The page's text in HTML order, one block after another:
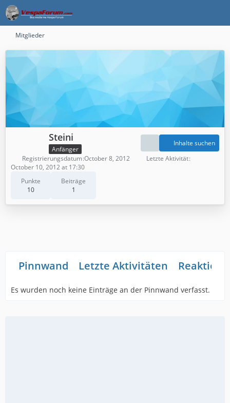
Mitglieder
Steini
Anfänger
Punkte
10
Beiträge
1
Inhalte suchen
Registrierungsdatum October 8, 2012
Letzte Aktivität
October 10, 2012 at 17:30
Pinnwand Letzte Aktivitäten
Es wurden noch keine Einträge an der Pinnwand verfasst.